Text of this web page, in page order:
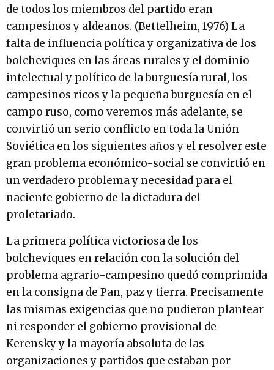
de todos los miembros del partido eran
campesinos y aldeanos. (Bettelheim, 1976) La
falta de influencia política y organizativa de los
bolcheviques en las áreas rurales y el dominio
intelectual y político de la burguesía rural, los
campesinos ricos y la pequeña burguesía en el
campo ruso, como veremos más adelante, se
convirtió un serio conflicto en toda la Unión
Soviética en los siguientes años y el resolver este
gran problema económico-social se convirtió en
un verdadero problema y necesidad para el
naciente gobierno de la dictadura del
proletariado.
La primera política victoriosa de los
bolcheviques en relación con la solución del
problema agrario-campesino quedó comprimida
en la consigna de Pan, paz y tierra. Precisamente
las mismas exigencias que no pudieron plantear
ni responder el gobierno provisional de
Kerensky y la mayoría absoluta de las
organizaciones y partidos que estaban por